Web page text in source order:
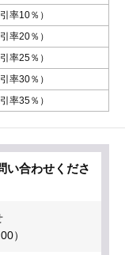
率10％）
率20％）
率25％）
率30％）
率35％）
い合わせくださ
）